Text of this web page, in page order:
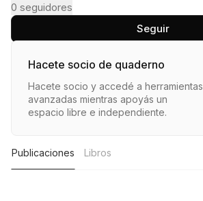
0 seguidores
Seguir
Hacete socio de quaderno
Hacete socio y accedé a herramientas
avanzadas mientras apoyás un
espacio libre e independiente.
Publicaciones Libros